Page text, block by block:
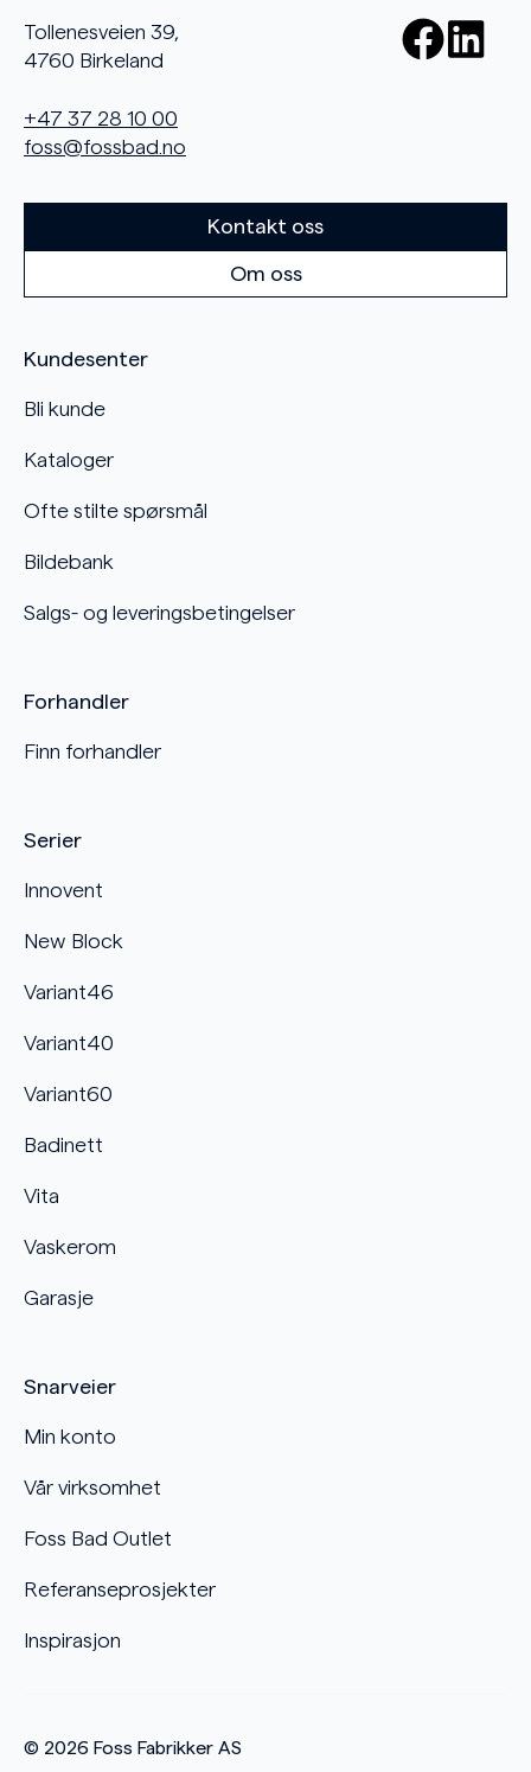
Tollenesveien 39,
4760 Birkeland
+47 37 28 10 00
foss@fossbad.no
Serier
Innovent
New Block
Variant46
Variant40
Variant60
Badinett
Vita
Vaskerom
Garasje
Kundesenter
Bli kunde
Kataloger
Ofte stilte spørsmål
Bildebank
Salgs- og leveringsbetingelser
Forhandler
Finn forhandler
Snarveier
Min konto
Vår virksomhet
Foss Bad Outlet
Referanseprosjekter
Inspirasjon
Kontakt oss
Om oss
© 2026 Foss Fabrikker AS